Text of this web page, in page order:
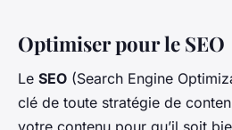
Optimiser pour le SEO
Le SEO (Search Engine
clé de toute stratégie de